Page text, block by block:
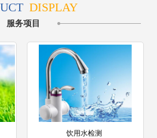
DISPLAY
服务项目
饮用水检测